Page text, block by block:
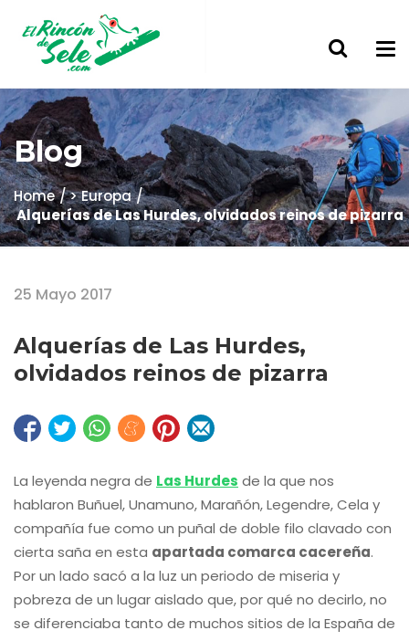
Blog
Home
> Europa
Alquerías de Las Hurdes, olvidados reinos de pizarra
25 Mayo 2017
Alquerías de Las Hurdes,
olvidados reinos de pizarra
La leyenda negra de Las Hurdes de la que nos
hablaron Buñuel, Unamuno, Marañón, Legendre, Cela y
compañía fue como un puñal de doble filo clavado con
cierta saña en esta apartada comarca cacereña.
Por un lado sacó a la luz un periodo de miseria y
pobreza de un lugar aislado que, por qué no decirlo, no
se diferenciaba tanto de muchos sitios de la España de